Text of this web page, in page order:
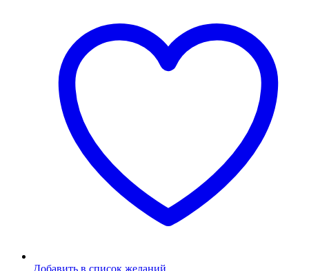
Добавить в список желаний